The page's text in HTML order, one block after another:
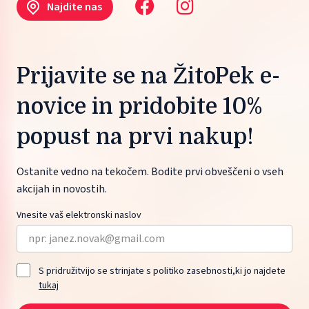
Najdite nas
Prijavite se na ŽitoPek e-
novice in pridobite 10%
popust na prvi nakup!
Ostanite vedno na tekočem. Bodite prvi obveščeni o vseh
akcijah in novostih.
Vnesite vaš elektronski naslov
S pridružitvijo se strinjate s politiko zasebnosti,ki jo najdete
tukaj